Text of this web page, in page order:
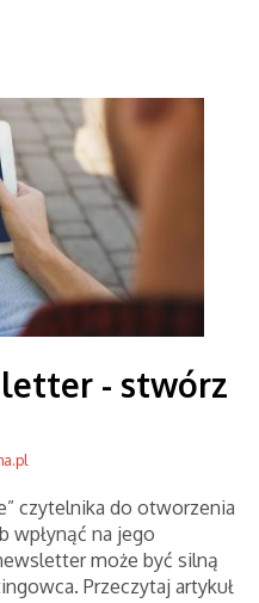
- stwórz
czytelnika do otworzenia
wpłynąć na jego
może być silną
Przeczytaj artykuł